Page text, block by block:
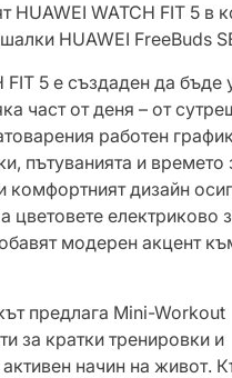
HUAWEI WATCH FIT 5 в
HUAWEI FreeBuds
FIT 5 е създаден да бъде
част от деня – от
работен
пътуванията и времето
комфортният дизайн
цветовете електриково
модерен акцент
предлага Mini-Workout
за кратки тренировки и
начин на живот.